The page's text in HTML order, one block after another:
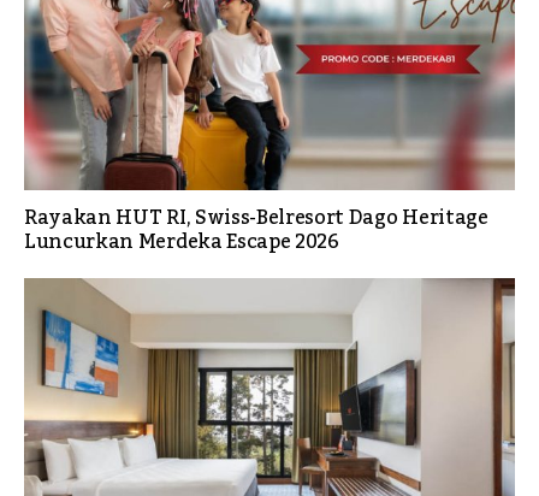
Rayakan HUT RI, Swiss-Belresort Dago Heritage
Luncurkan Merdeka Escape 2026